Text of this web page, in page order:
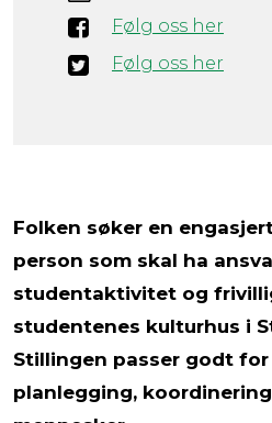
Følg oss her
Følg oss her
Folken søker en
person som skal ha
studentaktivitet og
studentenes kulturhus i
Stillingen passer godt
planlegging,